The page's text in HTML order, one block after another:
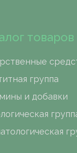
товаров
группа
и добавки